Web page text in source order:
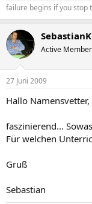
failure begins if you stop
SebastianK
Active Member
27 Juni 2009
Hallo Namensvetter,
faszinierend...
Für welchen
Gruß
Sebastian